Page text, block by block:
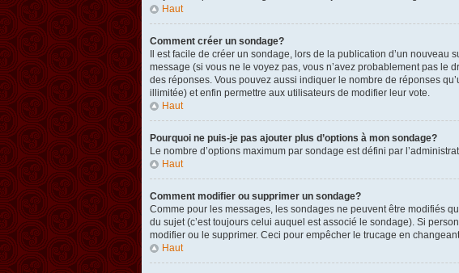
Haut
Comment créer un sondage?
Il est facile de créer un sondage, lors de la publication d’un nouveau
message (si vous ne le voyez pas, vous n’avez probablement pas
des réponses. Vous pouvez aussi indiquer le nombre de réponses
illimitée) et enfin permettre aux utilisateurs de modifier leur vote.
Haut
Pourquoi ne puis-je pas ajouter plus d’options à mon sondage?
Le nombre d’options maximum par sondage est défini par
Haut
Comment modifier ou supprimer un sondage?
Comme pour les messages, les sondages ne peuvent être modifiés
du sujet (c’est toujours celui auquel est associé le sondage). Si
modifier ou le supprimer. Ceci pour empêcher le trucage en
Haut